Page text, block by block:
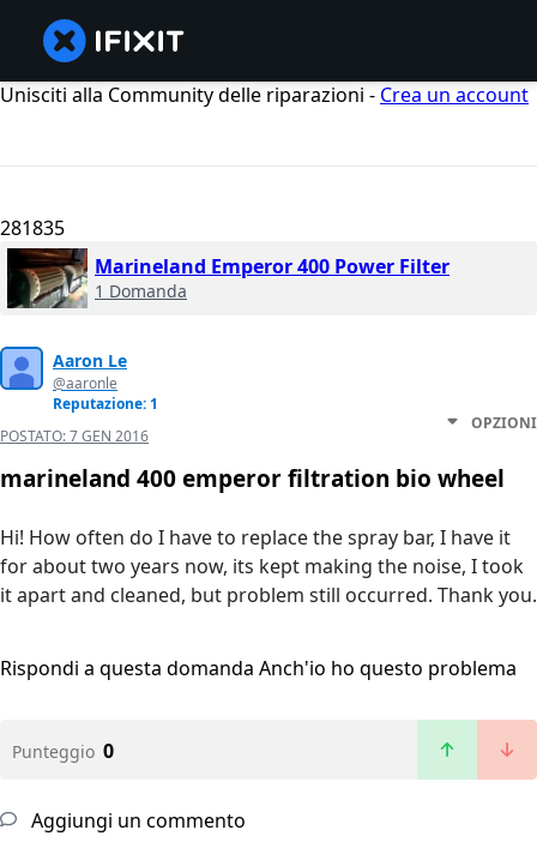
Unisciti alla Community delle riparazioni - Crea un account
281835
Marineland Emperor 400 Power Filter
1 Domanda
Aaron Le
@aaronle
Reputazione: 1
POSTATO:7 GEN 2016
OPZIONI
marineland 400 emperor filtration bio wheel
Hi! How often do I have to replace the spray bar, I have it
for about two years now, its kept making the noise, I took
it apart and cleaned, but problem still occurred. Thank you.
Rispondi a questa domanda Anch'io ho questo problema
Punteggio 0
Aggiungi un commento